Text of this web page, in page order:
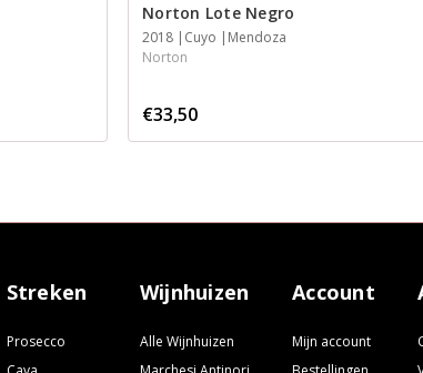
Norton Lote Negro
2018 Cuyo
Mendoza
Norton
€33,50
Streken
Prosecco
Wijnhuizen
Alle Wijnhuizen
Account
Mijn account